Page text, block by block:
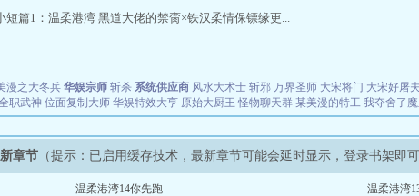
短篇1：温柔港湾 黑道大佬的禁脔×铁汉柔情保镖缘更...
漫之大冬兵 华娱宗师 斩杀 系统供应商 风水大术士 斩邪 万界圣师 大宋将门 大宋好屠夫
职武神 位面复制大师 华娱特效大亨 原始大厨王 怪物聊天群 某美漫的特工 我夺舍了
章节 （提示：已启用缓存技术，最新章节可能会延时显示，登录书架即
温柔港湾14你先跑 温柔港湾